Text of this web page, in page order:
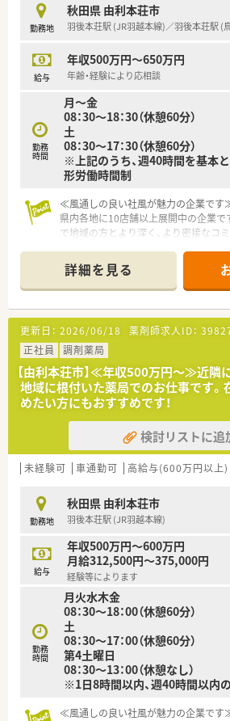
勤務地
秋田県 由利本荘市
羽後本荘駅 (JR羽越本線)／羽後本荘駅 (
給与
年収500万円～650万円
年齢・経験により応相談
勤務
時間
月～金
08：30～18：30（休憩60分）
土
08：30～17：30（休憩60分）
※上記のうち、週40時間を基本
形労働時間制
≪風通しの良い社風が魅力の企業です
県内各地に10店舗以上展開中の企業で
で地域の方とより深く、より密接なコ
護分野へも事業を展開しております。
一人ひとりが意見を言うことができ、
切にしています。失敗を恐れずに挑戦
価する仕組みを作っており、表に見え
価する環境です。
≪薬剤師としてのスキルを高められる
総合科目を応需しており、在宅の対応
椅子は患者様がゆったり座れるよう肘
しております。また、近隣には大型シ
利な立地です。
≪調剤未経験の方もご相談ください≫
研修制度も整っておりますのでご安心
支援制度もあり、社員のスキルアップ
詳細を見る
更新日： 2026/06/18 薬剤師求人ID：
正社員
調剤薬局
【由利本荘市】≪年収500万円～≫近隣
地域に根付いた薬局でのお仕事です。
めたい方にもおすすめです！
検討リストに追
未経験可 車通勤可 高給与(600万円以上)
勤務地
秋田県 由利本荘市
羽後本荘駅 (JR羽越本線)
給与
年収500万円～600万円
月給312,500円～375,000円
経験等によります
勤務
時間
月火水木金
08：30～18：00（休憩60分）
土
08：30～17：00（休憩60分）
第4土曜日
08：30～13：00（休憩なし）
※1日8時間以内、週40時間以内
≪風通しの良い社風が魅力の企業です